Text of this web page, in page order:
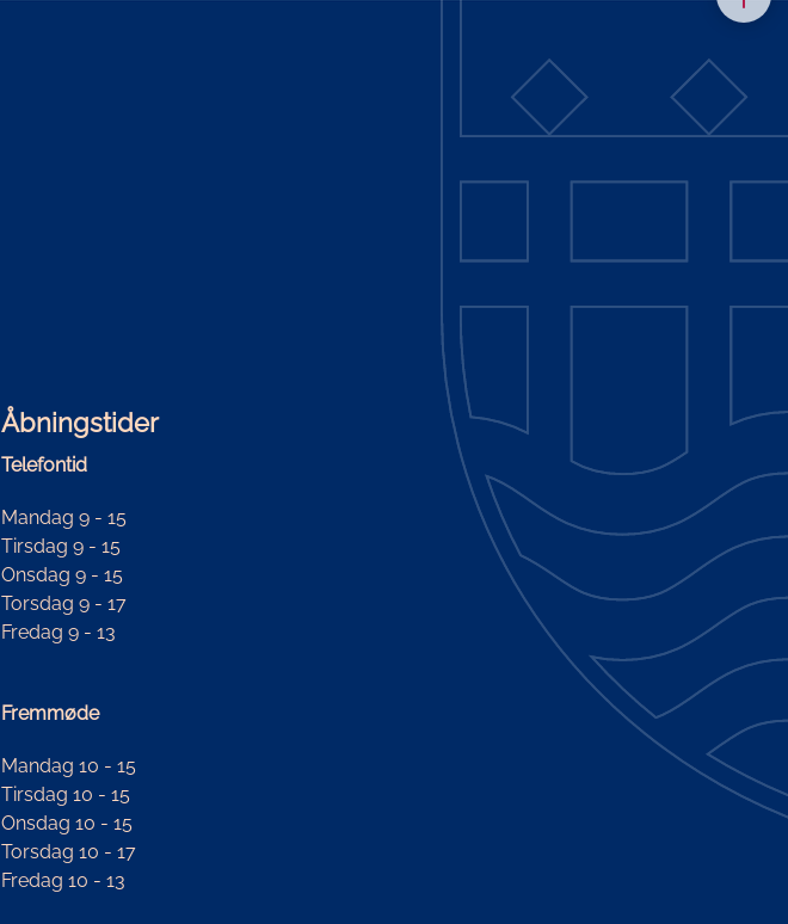
Åbningstider
Telefontid
Mandag 9 - 15
Tirsdag 9 - 15
Onsdag 9 - 15
Torsdag 9 - 17
Fredag 9 - 13
Fremmøde
Mandag 10 - 15
Tirsdag 10 - 15
Onsdag 10 - 15
Torsdag 10 - 17
Fredag 10 - 13